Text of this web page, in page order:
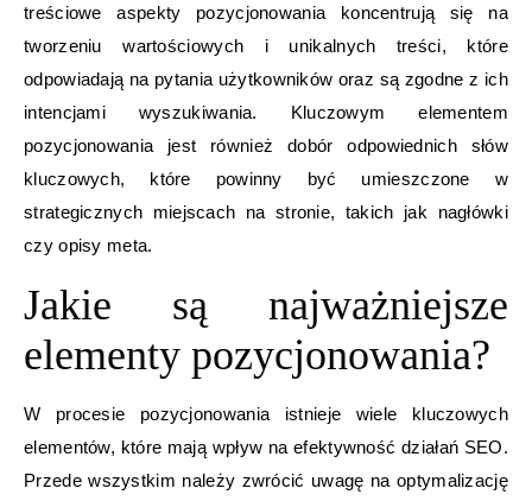
treściowe aspekty pozycjonowania koncentrują się na
tworzeniu wartościowych i unikalnych treści, które
odpowiadają na pytania użytkowników oraz są zgodne z ich
intencjami wyszukiwania. Kluczowym elementem
pozycjonowania jest również dobór odpowiednich słów
kluczowych, które powinny być umieszczone w
strategicznych miejscach na stronie, takich jak nagłówki
czy opisy meta.
Jakie są najważniejsze
elementy pozycjonowania?
W procesie pozycjonowania istnieje wiele kluczowych
elementów, które mają wpływ na efektywność działań SEO.
Przede wszystkim należy zwrócić uwagę na optymalizację